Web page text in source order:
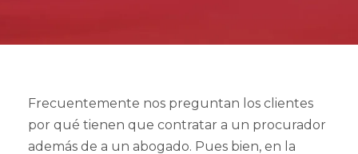
Frecuentemente nos preguntan los clientes
por qué tienen que contratar a un procurador
además de a un abogado. Pues bien, en la